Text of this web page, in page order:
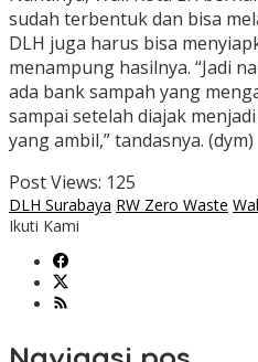
sudah terbentuk dan bisa
DLH juga harus bisa
menampung hasilnya. “Jadi
ada bank sampah yang
sampai setelah diajak
yang ambil,” tandasnya. (dym)
Post Views: 125
DLH Surabaya RW Zero Waste
Ikuti Kami